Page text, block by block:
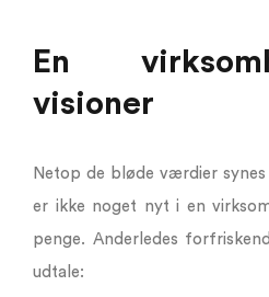
En
visioner
Netop de bløde værdier
er ikke noget nyt i en
penge. Anderledes
udtale: